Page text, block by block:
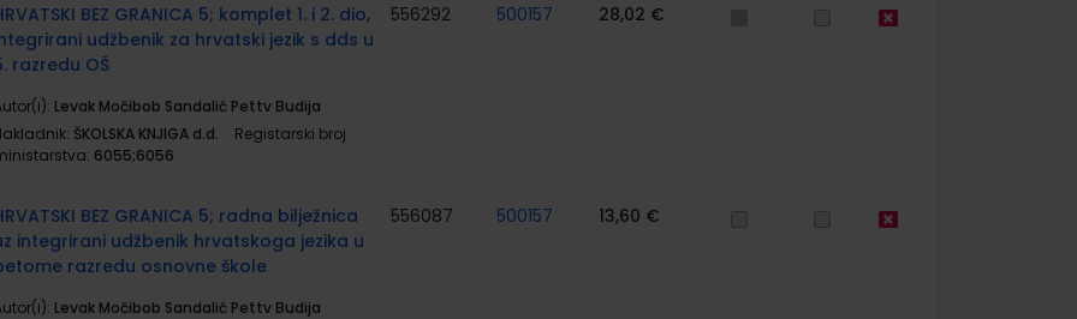
BEZ GRANICA 5; komplet 1. i 2. dio,
udžbenik za hrvatski jezik s dds u
razredu OŠ
Levak Močibob Sandalić Pettv Budija
ŠKOLSKA KNJIGA d.d.
Registarski broj
6055;6056
556292 500157 28,02 €
BEZ GRANICA 5; radna bilježnica
integrirani udžbenik hrvatskoga jezika u
razredu osnovne škole
Levak Močibob Sandalić Pettv Budija
556087 500157 13,60 €